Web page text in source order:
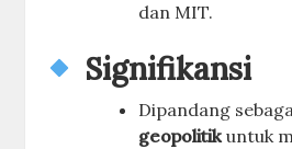
dan MIT.
Signifikansi
Dipandang
geopolitikuntuk